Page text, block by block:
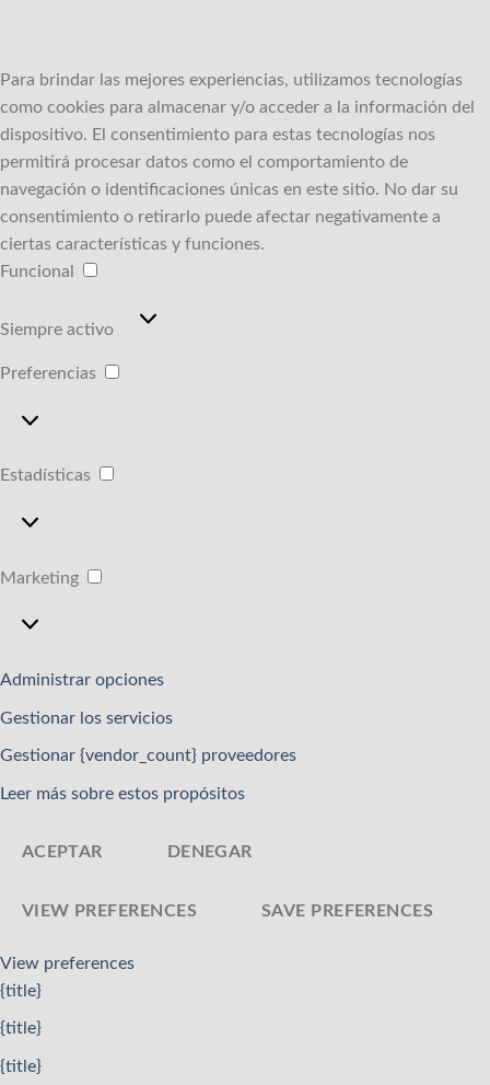
Para brindar las mejores experiencias, utilizamos tecnologías
como cookies para almacenar y/o acceder a la información del
dispositivo. El consentimiento para estas tecnologías nos
permitirá procesar datos como el comportamiento de
navegación o identificaciones únicas en este sitio. No dar su
consentimiento o retirarlo puede afectar negativamente a
ciertas características y funciones.
Funcional
Siempre activo
Preferencias
Preferencias
Estadísticas
Estadísticas
Marketing
Marketing
Administrar opciones
Gestionar los servicios
Gestionar {vendor_count} proveedores
Leer más sobre estos propósitos
ACEPTAR DENEGAR
VIEW PREFERENCES SAVE PREFERENCES
View preferences
{title}
{title}
{title}